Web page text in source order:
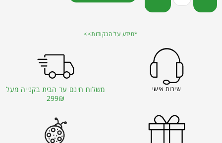
*מידע על הנקודות>>
שירות אישי
משלוח חינם עד הבית בקנייה מעל
299₪